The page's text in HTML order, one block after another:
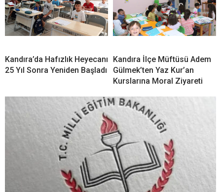
Kandıra’da Hafızlık Heyecanı
25 Yıl Sonra Yeniden Başladı
Kandıra İlçe Müftüsü Adem
Gülmek’ten Yaz Kur’an
Kurslarına Moral Ziyareti